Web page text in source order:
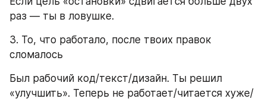
раз — ты в ловушке.
3. То, что работало, после твоих правок
сломалось
Был рабочий код/текст/дизайн. Ты решил
«улучшить». Теперь не работает/читается хуже/